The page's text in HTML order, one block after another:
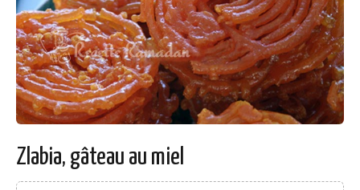
Zlabia, gâteau au miel